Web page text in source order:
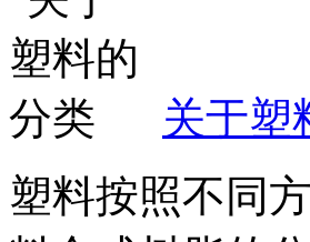
关于塑
塑料按照不同